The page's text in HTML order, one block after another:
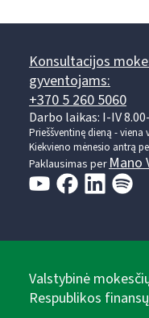
Konsultacijos
gyventojams:
+370 5 260 5060
Darbo laikas: I-IV
Prieššventinę dieną -
Kiekvieno mėnesio antrą
Paklausimas perMano
Valstybinė
Respublikos